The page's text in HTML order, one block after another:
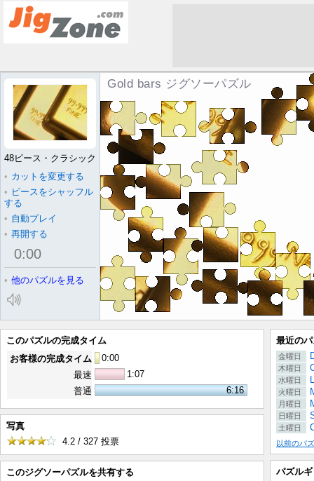
Gold bars ジグソーパズル
48ピース・クラシック
• カットを変更する
• ピースをシャッフル
する
• 自動プレイ
• 再開する
0:00
• 他のパズルを見る
このパズルの完成タイム
お客様の完成タイム
0:00
最速
1:07
普通
6:16
写真
4.2 / 327 投票
このジグソーパズルを共有する
最近の
金曜日
木曜日
水曜日
火曜日
月曜日
日曜日
土曜日
以前のパ
パズル